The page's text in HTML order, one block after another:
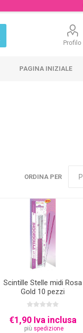
Profilo
PAGINA INIZIALE
ORDINA PER
Scintille Stelle midi Rosa
Gold 10 pezzi
€1,90 Iva inclusa
più spedizione